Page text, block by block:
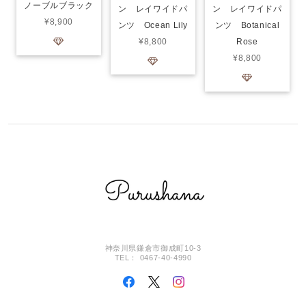
ノーブルブラック
¥8,900
ン レイワイドパ
ンツ Ocean Lily
¥8,800
ン レイワイドパ
ンツ Botanical
Rose
¥8,800
神奈川県鎌倉市御成町10-3
TEL： 0467-40-4990